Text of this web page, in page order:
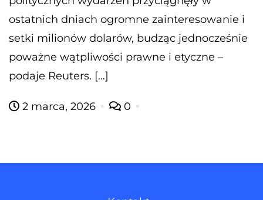
ostatnich dniach ogromne zainteresowanie i
setki milionów dolarów, budząc jednocześnie
poważne wątpliwości prawne i etyczne –
podaje Reuters. […]
2 marca, 2026 0